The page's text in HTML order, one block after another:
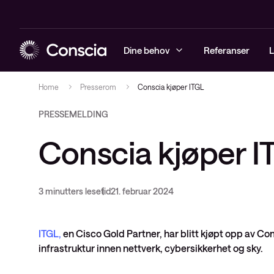
Dine behov
Infrastruktur Løsninger
Digital
Conscia service & support
Conscia
Cisco
Software
Referanser
Blogg
Videoer
Nyheter
Home Presserom Conscia kjøper ITGL
PRESSEMELDING
Conscia kjøper
3 minutters lesetid21. februar 2024
ITGL, en Cisco Gold Partner, har blitt kjøpt opp av
infrastruktur innen nettverk, cybersikkerhet og sky.